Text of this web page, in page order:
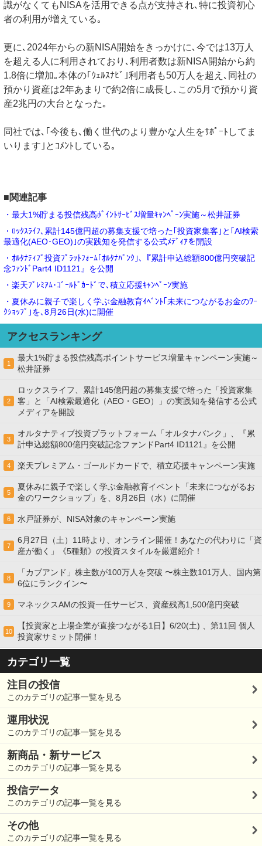
識がなくてもNISAを活用できる点が支持され､特に投資初心
者の利用が増えている｡
更に､2024年からの新NISA開始をきっかけに､今では13万人
を超える人に利用されており､利用者数は新NISA開始から約
1.8倍に増加｡本体の｢ｳｪﾙｽﾅﾋﾞ｣利用者も50万人を超え､同社の
預かり資産は2年あまりで約2倍に成長し､この5月で預かり資
産2兆円の大台となった｡
同社では､｢今後も､働く世代のより豊かな人生をｻﾎﾟｰﾄしてま
いります｣とｺﾒﾝﾄしている｡
■関連記事
・最大1%貯まる投信残高ﾎﾟｲﾝﾄｻｰﾋﾞｽ増量ｷｬﾝﾍﾟｰﾝ実施～松井証券
・ﾛｯｸｽﾗｲﾌ､累計145億円超の募集支援で培った｢投資家集客｣と｢AI検索
最適化(AEO･GEO)｣の実践知を発信する公式ﾒﾃﾞｨｱを開設
・ｵﾙﾀﾅﾃｨﾌﾞ投資ﾌﾟﾗｯﾄﾌｫｰﾑ｢ｵﾙﾀﾅﾊﾞﾝｸ｣､『累計申込総額800億円突破記
念ﾌｧﾝﾄﾞPart4 ID1121』を公開
・楽天ﾌﾟﾚﾐｱﾑ･ｺﾞｰﾙﾄﾞｶｰﾄﾞで､積立応援ｷｬﾝﾍﾟｰﾝ実施
・夏休みに親子で楽しく学ぶ金融教育ｲﾍﾞﾝﾄ｢未来につながるお金のﾜｰ
ｸｼｮｯﾌﾟ｣を､8月26日(水)に開催
アクセスランキング
1
最大1%貯まる投信残高ポイントサービス増量キャンペーン実施～
松井証券
2
ロックスライフ、累計145億円超の募集支援で培った「投資家集
客」と「AI検索最適化（AEO・GEO）」の実践知を発信する公式
メディアを開設
3
オルタナティブ投資プラットフォーム「オルタナバンク」、『累
計申込総額800億円突破記念ファンドPart4 ID1121』を公開
4 楽天プレミアム・ゴールドカードで、積立応援キャンペーン実施
5
夏休みに親子で楽しく学ぶ金融教育イベント「未来につながるお
金のワークショップ」を、8月26日（水）に開催
6 水戸証券が、NISA対象のキャンペーン実施
7
6月27日（土）11時より、オンライン開催！あなたの代わりに「資
産が働く」《5種類》の投資スタイルを厳選紹介！
8
「カブアンド」株主数が100万人を突破 〜株主数101万人、国内第
6位にランクイン〜
9 マネックスAMの投資一任サービス、資産残高1,500億円突破
10
【投資家と上場企業が直接つながる1日】6/20(土) 、第11回 個人
投資家サミット開催！
カテゴリ一覧
注目の投信
このカテゴリの記事一覧を見る
運用状況
このカテゴリの記事一覧を見る
新商品・新サービス
このカテゴリの記事一覧を見る
投信データ
このカテゴリの記事一覧を見る
その他
このカテゴリの記事一覧を見る